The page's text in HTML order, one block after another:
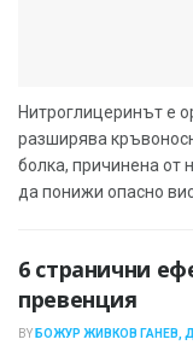
Нитроглицеринът е
разширява
болка, причинена от
да понижи опасно
6 странични
превенция
BY БОЖУР ЖИВКОВ ГАНЕВ,